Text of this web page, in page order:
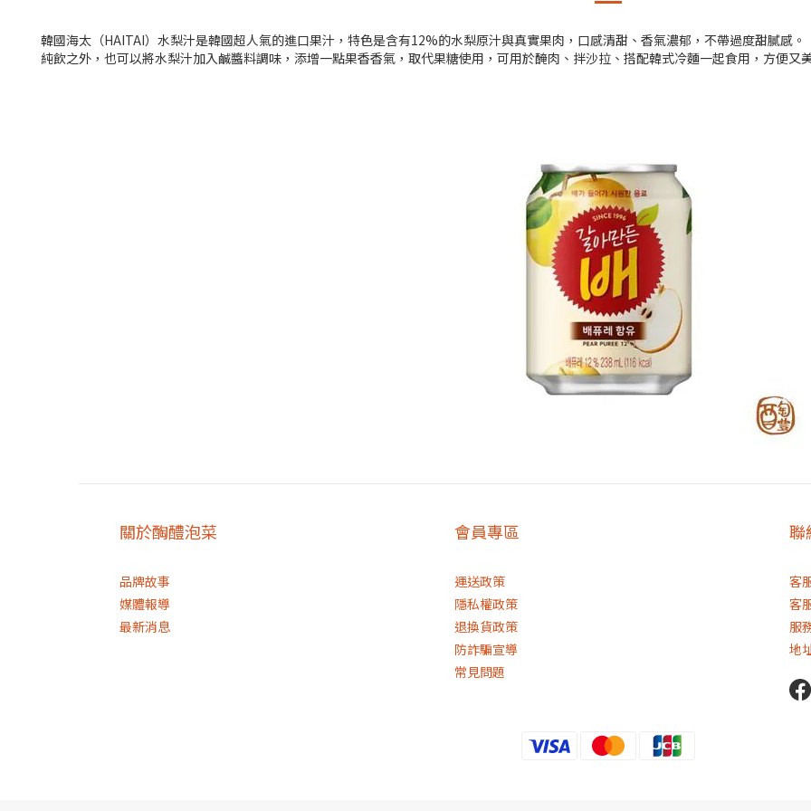
韓國海太（HAITAI）水梨汁是韓國超人氣的進口果汁，特色是含有12%的水梨原汁與真實果肉，口感清甜、香氣濃郁，不帶過度甜膩感。
純飲之外，也可以將水梨汁加入鹹醬料調味，添增一點果香香氣，取代果糖使用，可用於醃肉、拌沙拉、搭配韓式冷麵一起食用，方便又
關於醄醴泡菜
品牌故事
媒體報導
最新消息
會員專區
運送政策
隱私權政策
退換貨政策
防詐騙宣導
常見問題
聯
客
客
服
地